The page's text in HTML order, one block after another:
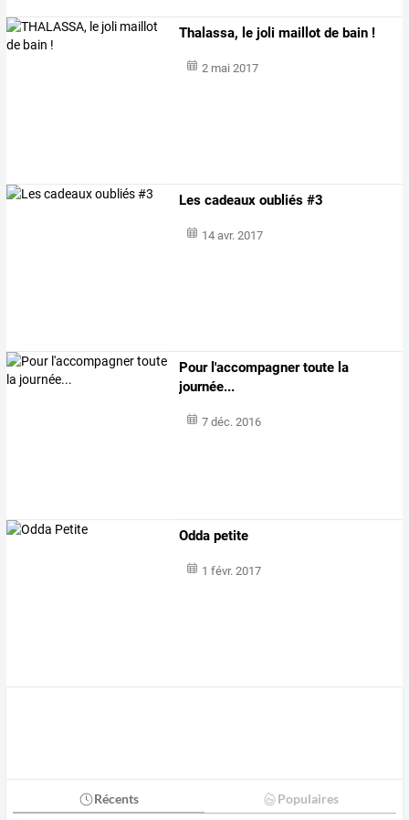
Thalassa, le joli maillot de bain !
2 mai 2017
Les cadeaux oubliés #3
14 avr. 2017
Pour l'accompagner toute la
journée...
7 déc. 2016
Odda petite
1 févr. 2017
Récents Populaires